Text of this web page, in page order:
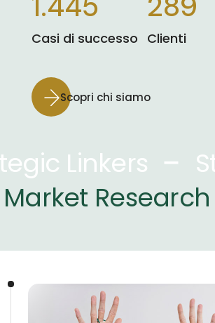
Casi di successo Clienti
Scopri chi siamo
Linkers –
Market Research